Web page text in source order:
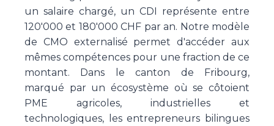
un salaire chargé, un CDI représente entre
120'000 et 180'000 CHF par an. Notre modèle
de CMO externalisé permet d'accéder aux
mêmes compétences pour une fraction de ce
montant. Dans le canton de Fribourg,
marqué par un écosystème où se côtoient
PME agricoles, industrielles et
technologiques, les entrepreneurs bilingues